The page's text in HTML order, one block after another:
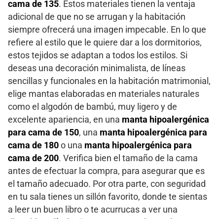
cama de 135. Estos materiales tienen la ventaja
adicional de que no se arrugan y la habitación
siempre ofrecerá una imagen impecable. En lo que
refiere al estilo que le quiere dar a los dormitorios,
estos tejidos se adaptan a todos los estilos. Si
deseas una decoración minimalista, de líneas
sencillas y funcionales en la habitación matrimonial,
elige mantas elaboradas en materiales naturales
como el algodón de bambú, muy ligero y de
excelente apariencia, en una manta hipoalergénica
para cama de 150, una manta hipoalergénica para
cama de 180 o una manta hipoalergénica para
cama de 200. Verifica bien el tamaño de la cama
antes de efectuar la compra, para asegurar que es
el tamaño adecuado. Por otra parte, con seguridad
en tu sala tienes un sillón favorito, donde te sientas
a leer un buen libro o te acurrucas a ver una